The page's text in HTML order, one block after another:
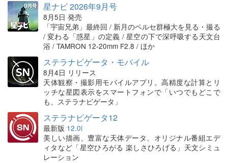
星ナビ 2026年9月号
8月5日 発売
「宇宙兄弟」最終回 / 新月のペルセ群極大を見る・撮る
/ 変わる「惑星」の定義 / 星空の下で深呼吸する天文台
浴 / TAMRON 12-20mm F2.8 / ほか
ステラナビゲータ・モバイル
8月4日 リリース
天体観察・撮影用モバイルアプリ。高精度な計算とリ
ッチな星図表示をスマートフォンで「いつでもどこで
も、ステラナビゲータ」
ステラナビゲータ12
最新版 12.0i
美しい描画、豊富な天体データ、オリジナル番組エデ
ィタなど「星空ひろがる 楽しさひろげる」天文シミュ
レーション